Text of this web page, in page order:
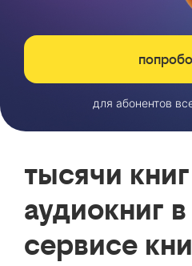
для абонентов
тысячи
аудиокниг в
сервисе